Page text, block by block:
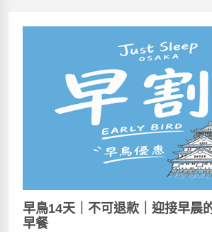
早鳥14天｜不可退款｜迎接早晨
早餐